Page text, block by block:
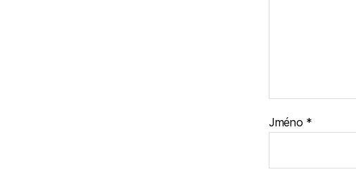
Jméno *